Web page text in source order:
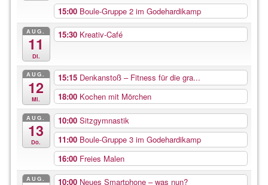
15:00 Boule-Gruppe 2 im Godehardikamp
AUG.
11
Di.
15:30 Kreativ-Café
AUG.
12
Mi.
15:15 Denkanstoß – Fitness für die gra...
18:00 Kochen mit Mörchen
AUG.
13
Do.
10:00 Sitzgymnastik
11:00 Boule-Gruppe 3 im Godehardikamp
16:00 Freies Malen
AUG. 10:00 Neues Smartphone – was nun?